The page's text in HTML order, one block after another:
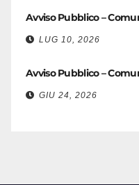
Avviso Pubblico –
LUG 10, 2026
Avviso Pubblico –
GIU 24, 2026